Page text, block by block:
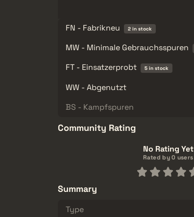
FN - Fabrikneu 2 in stock
MW - Minimale Gebrauchsspuren
FT - Einsatzerprobt
5 in stock
WW - Abgenutzt
BS - Kampfspuren
Community Rating
No Rating Yet
Rated by 0 users
Summary
Type